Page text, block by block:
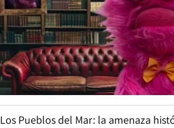
Los Pueblos del Mar: la amenaza